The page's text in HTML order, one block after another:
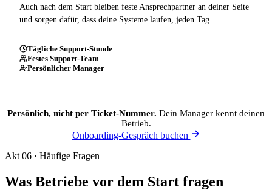
Auch nach dem Start bleiben feste Ansprechpartner an deiner Seite
und sorgen dafür, dass deine Systeme laufen, jeden Tag.
Tägliche Support-Stunde
Festes Support-Team
Persönlicher Manager
Persönlich, nicht per Ticket-Nummer. Dein Manager kennt deinen
Betrieb.
Onboarding-Gespräch buchen
Akt 06 · Häufige Fragen
Was Betriebe vor dem Start fragen